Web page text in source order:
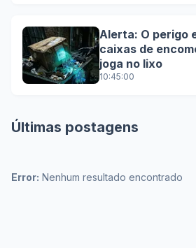
Alerta: O perigo
caixas de
joga no lixo
10:45:00
Últimas postagens
Error: Nenhum resultado encontrado